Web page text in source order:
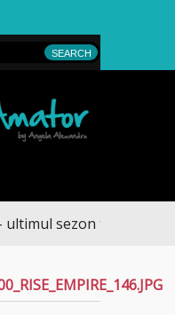
ultimul sezon te aduce la